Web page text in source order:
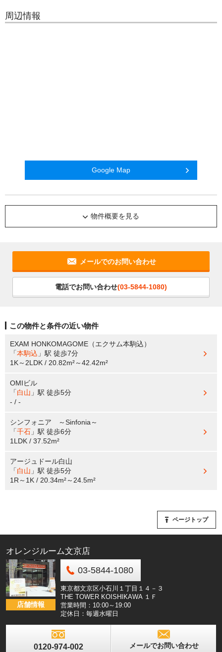
周辺情報
Google Map
物件概要を見る
メールでのお問い合わせ
電話でお問い合わせ(03-5844-1080)
この物件と条件の近い物件
EXAM HONKOMAGOME（エクサム本駒込）
「本駒込 」駅 徒歩7分
1K～2LDK / 20.82m²～42.42m²
OMIビル
「白山 」駅 徒歩5分
- / -
シンフォニア ～Sinfonia～
「千石 」駅 徒歩6分
1LDK / 37.52m²
アージュドール白山
「白山 」駅 徒歩5分
1R～1K / 20.34m²～24.5m²
ページトップ
オレンジルーム文京店
店舗情報
03-5844-1080
東京都文京区小石川１丁目１４－３
THE TOWER KOISHIKAWA １Ｆ
営業時間：10:00～19:00
定休日：毎週水曜日
0120-974-002 メールでお問い合わせ